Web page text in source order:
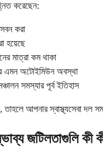
করেছেন:
করা
হয়েছে
মাত্রা কম থাকা
এমন অটোইমিউন অবস্থা
সমস্যার পূর্ব ইতিহাস
আপনার স্বাস্থ্যসেবা দল
জটিলতাগুলি কী